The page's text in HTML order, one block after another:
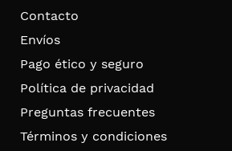
Contacto
Envíos
Pago ético y seguro
Política de privacidad
Preguntas frecuentes
Términos y condiciones